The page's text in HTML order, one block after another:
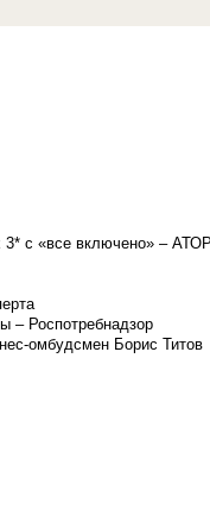
3* с «все включено» – АТОР
– Роспотребнадзор
омбудсмен Борис Титов